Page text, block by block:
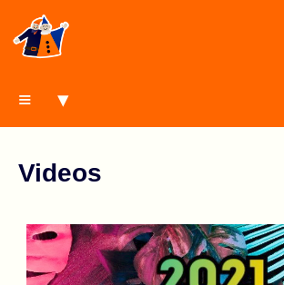
≡ ▾
Videos